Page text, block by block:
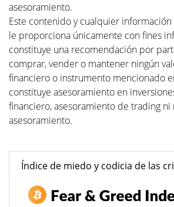
asesoramiento.
Este contenido y cualquier
le proporciona únicamente con fines
constituye una recomendación por
comprar, vender o mantener ningún
financiero o instrumento mencionado
constituye asesoramiento en
financiero, asesoramiento de trading
asesoramiento.
Índice de miedo y codicia de las